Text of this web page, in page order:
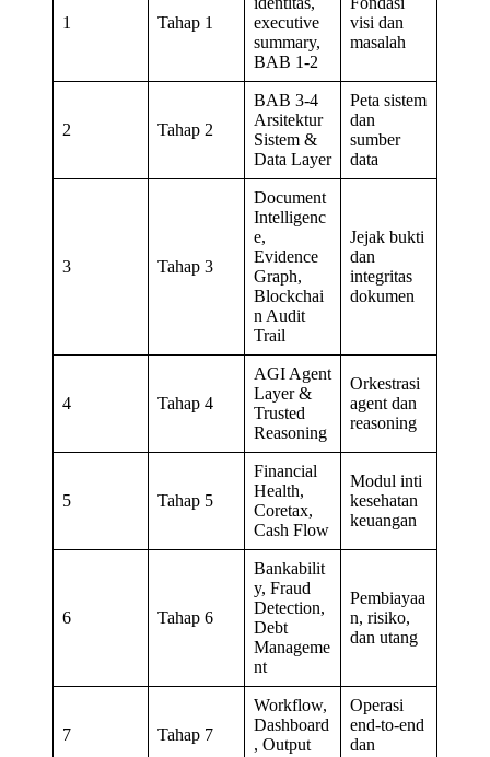
1 Tahap 1
executive
summary,
BAB 1-2
visi dan
masalah
2 Tahap 2
BAB 3-4
Arsitektur
Sistem &
Data Layer
Peta sistem
dan
sumber
data
3 Tahap 3
Document
Intelligenc
e,
Evidence
Graph,
Blockchai
n Audit
Trail
Jejak bukti
dan
integritas
dokumen
4 Tahap 4
AGI Agent
Layer &
Trusted
Reasoning
Orkestrasi
agent dan
reasoning
5 Tahap 5
Financial
Health,
Coretax,
Cash Flow
Modul inti
kesehatan
keuangan
6 Tahap 6
Bankabilit
y, Fraud
Detection,
Debt
Manageme
nt
Pembiayaa
n, risiko,
dan utang
7 Tahap 7
Workflow,
Dashboard
, Output
Operasi
end-to-end
dan